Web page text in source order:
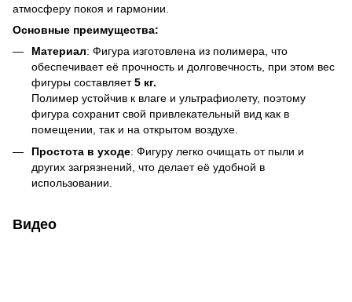
атмосферу покоя и гармонии.
Основные преимущества:
Материал: Фигура изготовлена из полимера, что
обеспечивает её прочность и долговечность, при этом вес
фигуры составляет5 кг.
Полимер устойчив к влаге и ультрафиолету, поэтому
фигура сохранит свой привлекательный вид как в
помещении, так и на открытом воздухе.
Простота в уходе: Фигуру легко очищать от пыли и
других загрязнений, что делает её удобной в
использовании.
Видео